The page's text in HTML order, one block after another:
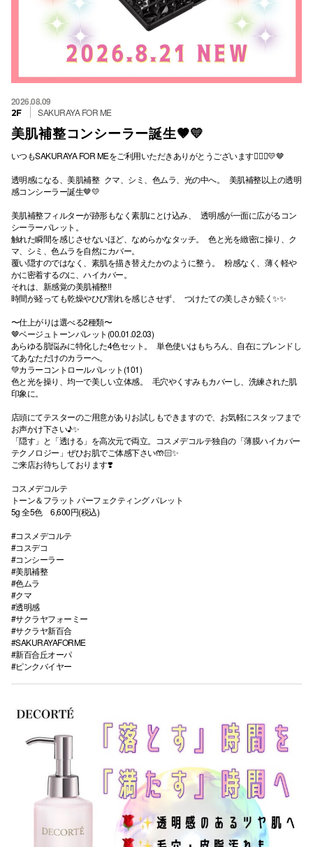
2026.08.09
2F SAKURAYA FOR ME
美肌補整コンシーラー誕生🤎💛
いつもSAKURAYA FOR MEをご利用いただきありがとうございます💁🏻‍♀️💛🤎
透明感になる、美肌補整 クマ、シミ、色ムラ、光の中へ。 美肌補整以上の透明
感コンシーラー誕生🤎💛
美肌補整フィルターが跡形もなく素肌にとけ込み、 透明感が一面に広がるコン
シーラーパレット。
触れた瞬間を感じさせないほど、なめらかなタッチ。 色と光を緻密に操り、ク
マ、シミ、色ムラを自然にカバー。
覆い隠すのではなく、素肌を描き替えたかのように整う。 粉感なく、薄く軽や
かに密着するのに、ハイカバー。
それは、新感覚の美肌補整‼︎
時間が経っても乾燥やひび割れを感じさせず、 つけたての美しさが続く✨✨
〜仕上がりは選べる2種類〜
🤎ベージュトーンパレット(00.01.02.03)
あらゆる肌悩みに特化した4色セット。 単色使いはもちろん、自在にブレンドし
てあなただけのカラーへ。
💚カラーコントロールパレット(101)
色と光を操り、均一で美しい立体感。 毛穴やくすみもカバーし、洗練された肌
印象に。
店頭にてテスターのご用意がありお試しもできますので、お気軽にスタッフまで
お声かけ下さい♪✨
「隠す」と「透ける」を高次元で両立。コスメデコルテ独自の「薄膜ハイカバー
テクノロジー」ぜひお肌でご体感下さい🤲🏻✨
ご来店お待ちしております❣️
コスメデコルテ
トーン＆フラット パーフェクティング パレット
5g 全5色 6,600円(税込)
#コスメデコルテ
#コスデコ
#コンシーラー
#美肌補整
#色ムラ
#クマ
#透明感
#サクラヤフォーミー
#サクラヤ新百合
#SAKURAYAFORME
#新百合丘オーパ
#ピンクバイヤー
お問い合わせ
高崎オ
キャナルシ
横浜ビ